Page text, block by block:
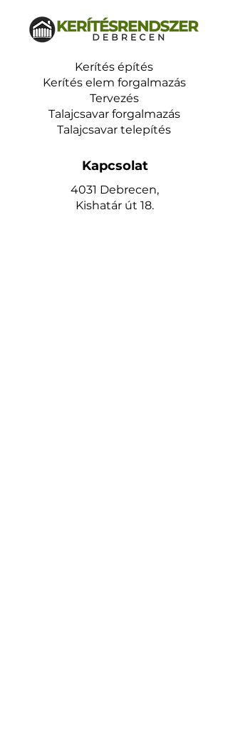
Kerítés építés
Kerítés elem forgalmazás
Tervezés
Talajcsavar forgalmazás
Talajcsavar telepítés
Kapcsolat
4031 Debrecen,
Kishatár út 18.